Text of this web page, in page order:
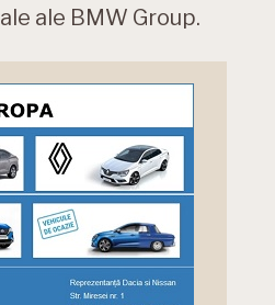
ale BMW Group.